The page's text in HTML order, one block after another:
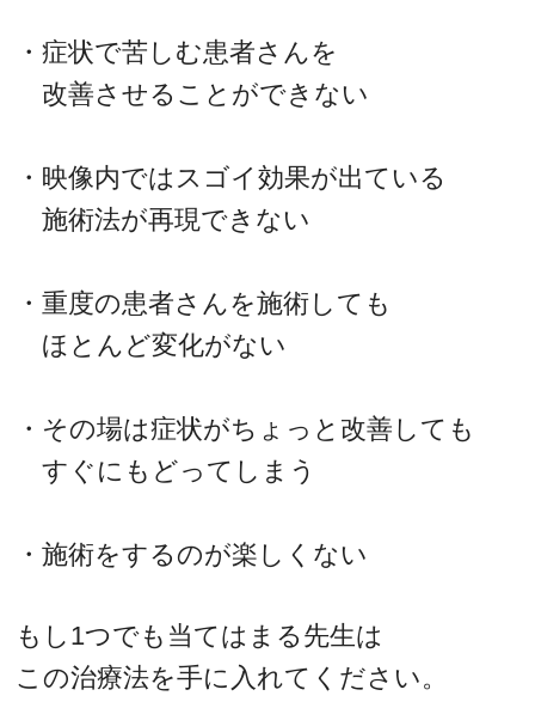
・症状で苦しむ患者さんを
改善させることができない
・映像内ではスゴイ効果が出ている
施術法が再現できない
・重度の患者さんを施術しても
ほとんど変化がない
・その場は症状がちょっと改善しても
すぐにもどってしまう
・施術をするのが楽しくない
もし1つでも当てはまる先生は
この治療法を手に入れてください。